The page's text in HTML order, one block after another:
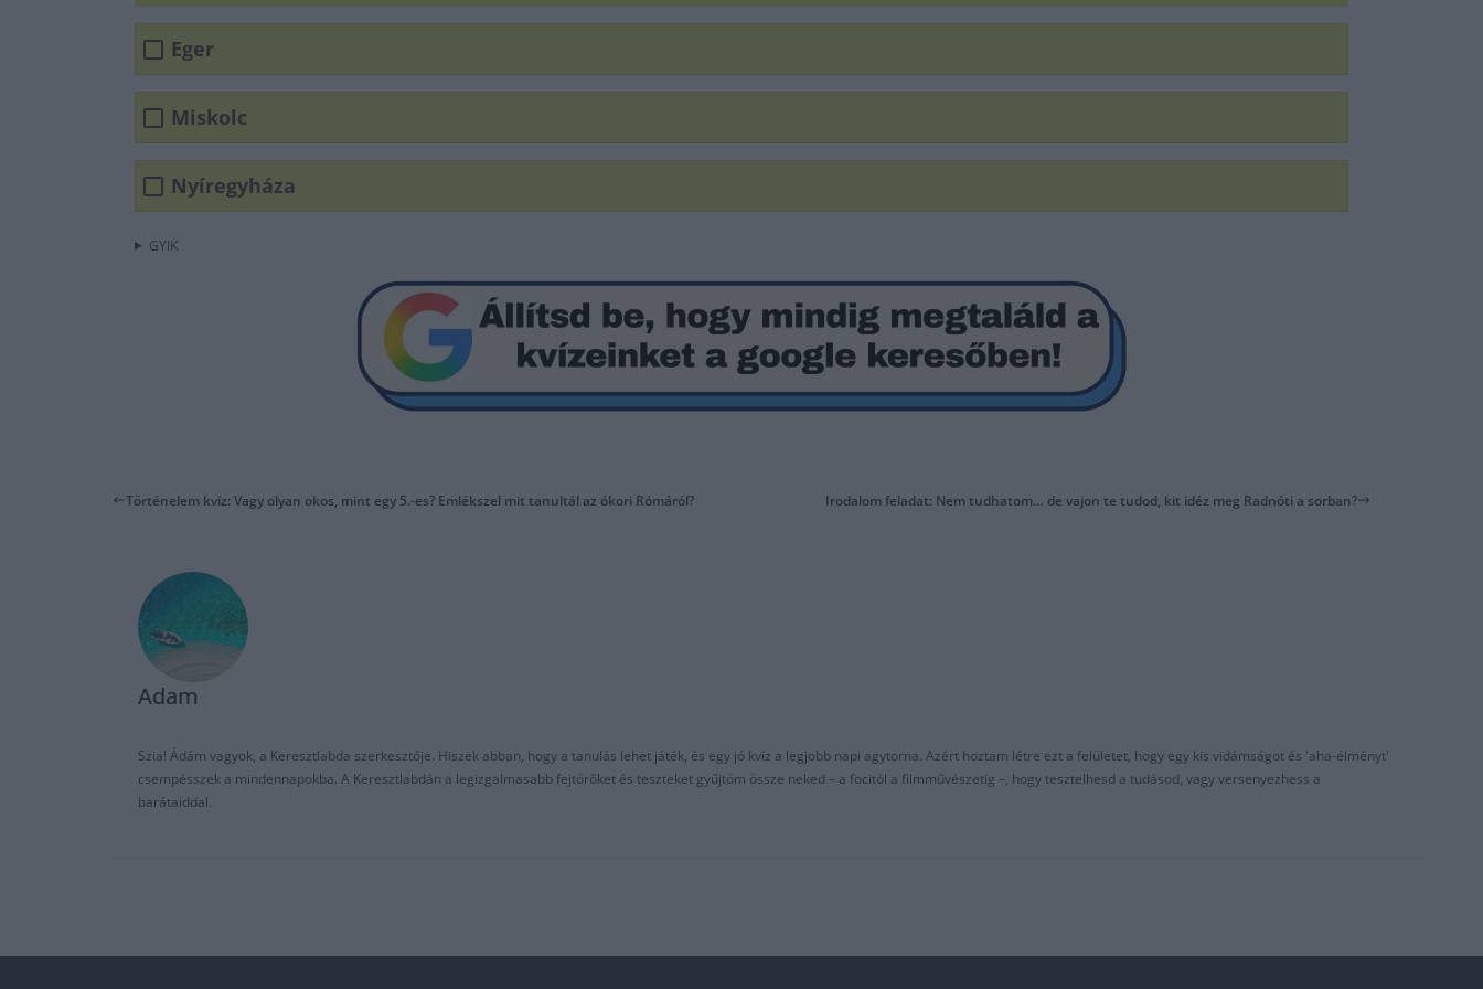
Eger
Miskolc
Nyíregyháza
GYIK
Történelem kvíz: Vagy olyan okos, mint egy 5.-es? Emlékszel mit tanultál az ókori Rómáról? Irodalom feladat: Nem tudhatom… de vajon te tudod, kit idéz meg Radnóti a sorban?
Adam
Szia! Ádám vagyok, a Keresztlabda szerkesztője. Hiszek abban, hogy a tanulás lehet játék, és egy jó kvíz a legjobb napi agytorna. Azért hoztam létre ezt a felületet, hogy egy kis vidámságot és 'aha-élményt'
csempésszek a mindennapokba. A Keresztlabdán a legizgalmasabb fejtörőket és teszteket gyűjtöm össze neked – a focitól a filmművészetig –, hogy tesztelhesd a tudásod, vagy versenyezhess a
barátaiddal.